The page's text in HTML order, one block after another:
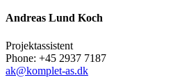
Andreas Lund Koch
Projektassistent
Phone: +45 2937 7187
ak@komplet-as.dk